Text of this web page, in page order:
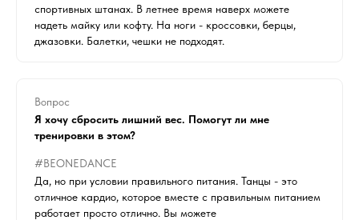
спортивных штанах. В летнее время наверх можете
надеть майку или кофту. На ноги - кроссовки, берцы,
джазовки. Балетки, чешки не подходят.
Вопрос
Я хочу сбросить лишний вес. Помогут ли мне
тренировки в этом?
#BEONEDANCE
Да, но при условии правильного питания. Танцы - это
отличное кардио, которое вместе с правильным питанием
работает просто отлично. Вы можете